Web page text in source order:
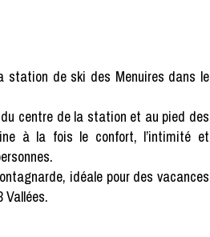
station de ski des Menuires dans le
centre de la station et au pied des
à la fois le confort, l’intimité et
idéale pour des vacances
Vallées.